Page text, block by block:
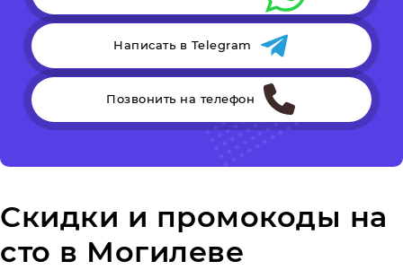
Написать в Telegram
Позвонить на телефон
Скидки и промокоды на
сто в Могилеве